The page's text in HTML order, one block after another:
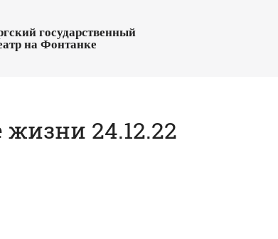
государственный
на Фонтанке
24.12.22